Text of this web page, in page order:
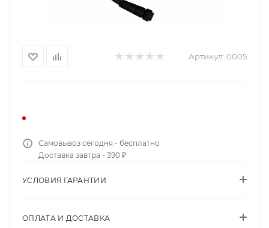
Артикул: 0005
Самовывоз сегодня - бесплатно
Доставка завтра - 390 ₽
УСЛОВИЯ ГАРАНТИИ
ОПЛАТА И ДОСТАВКА